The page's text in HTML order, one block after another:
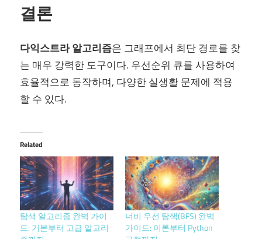
결론
다익스트라 알고리즘은 그래프에서 최단 경로를 찾
는 매우 강력한 도구이다. 우선순위 큐를 사용하여
효율적으로 동작하며, 다양한 실생활 문제에 적용
할 수 있다.
Related
탐색 알고리즘 완벽 가이
드: 기본부터 고급 알고리
너비 우선 탐색(BFS) 완벽
가이드: 이론부터 Python